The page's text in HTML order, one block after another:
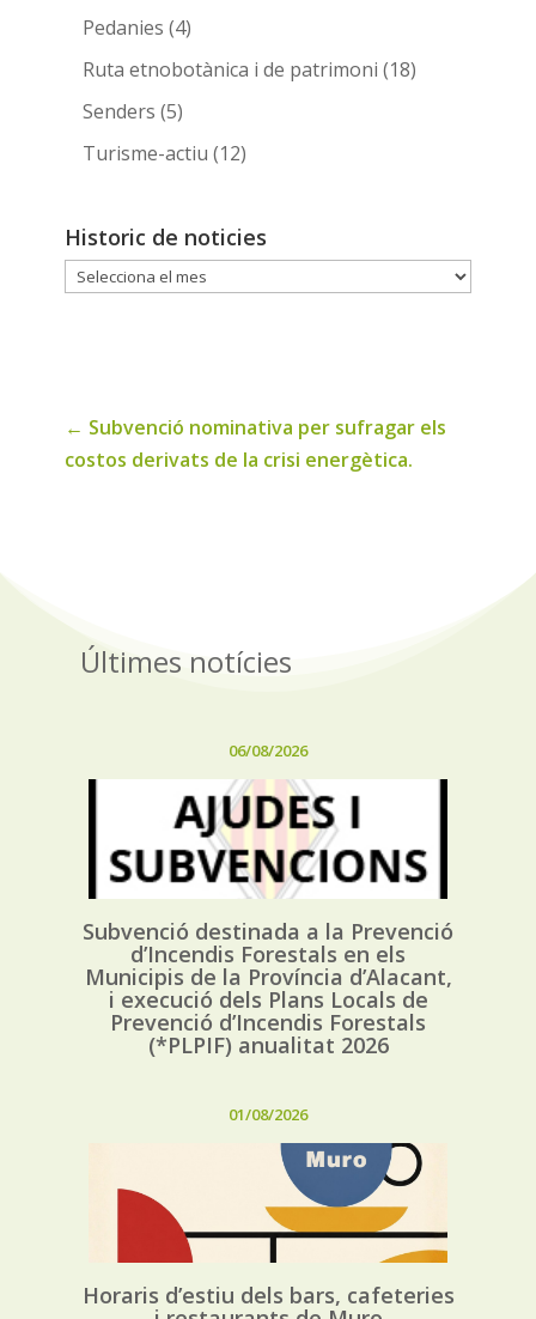
Pedanies (4)
Ruta etnobotànica i de patrimoni (18)
Senders (5)
Turisme-actiu (12)
Historic de noticies
Historic
← Subvenció nominativa per sufragar els
costos derivats de la crisi energètica.
Últimes notícies
06/08/2026
Subvenció destinada a la Prevenció
d’Incendis Forestals en els
Municipis de la Província d’Alacant,
i execució dels Plans Locals de
Prevenció d’Incendis Forestals
(*PLPIF) anualitat 2026
01/08/2026
Horaris d’estiu dels bars, cafeteries